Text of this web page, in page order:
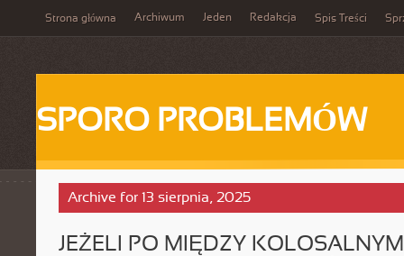
Strona główna Archiwum Jeden Redakcja Spis Treści
SPORO PROBLEMÓW
Archive for 13 sierpnia, 2025
JEŻELI PO MIĘDZY KOLOSALNYM